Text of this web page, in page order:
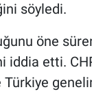
söyledi.
öne
etti.